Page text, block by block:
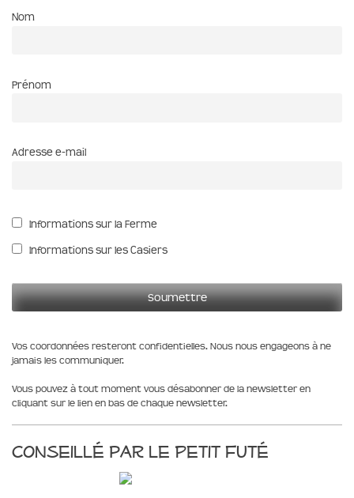
Nom
Prénom
Adresse e-mail
Informations sur la Ferme
Informations sur les Casiers
Vos coordonnées resteront confidentielles. Nous nous engageons à ne
jamais les communiquer.
Vous pouvez à tout moment vous désabonner de la newsletter en
cliquant sur le lien en bas de chaque newsletter.
Conseillé par le Petit Futé